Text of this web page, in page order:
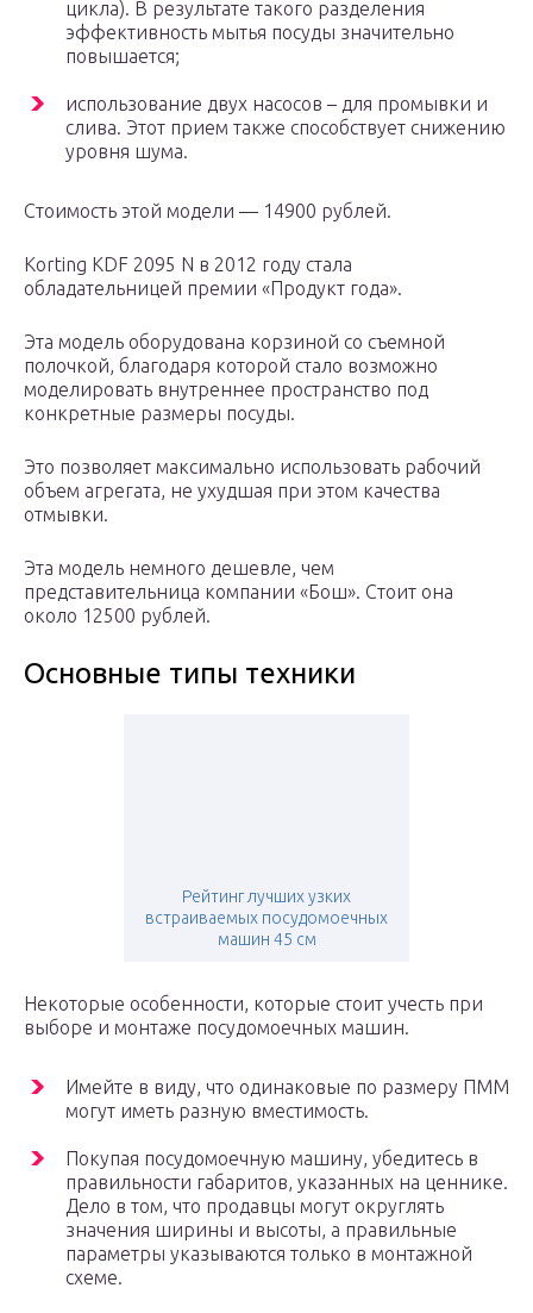
цикла). В результате такого разделения
эффективность мытья посуды значительно
повышается;
использование двух насосов – для промывки и
слива. Этот прием также способствует снижению
уровня шума.
Стоимость этой модели — 14900 рублей.
Korting KDF 2095 N в 2012 году стала
обладательницей премии «Продукт года».
Эта модель оборудована корзиной со съемной
полочкой, благодаря которой стало возможно
моделировать внутреннее пространство под
конкретные размеры посуды.
Это позволяет максимально использовать рабочий
объем агрегата, не ухудшая при этом качества
отмывки.
Эта модель немного дешевле, чем
представительница компании «Бош». Стоит она
около 12500 рублей.
Основные типы техники
Рейтинг лучших узких
встраиваемых посудомоечных
машин 45 см
Некоторые особенности, которые стоит учесть при
выборе и монтаже посудомоечных машин.
Имейте в виду, что одинаковые по размеру ПММ
могут иметь разную вместимость.
Покупая посудомоечную машину, убедитесь в
правильности габаритов, указанных на ценнике.
Дело в том, что продавцы могут округлять
значения ширины и высоты, а правильные
параметры указываются только в монтажной
схеме.